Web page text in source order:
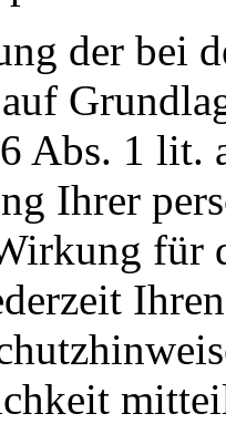
der bei
Abs. 1
Ihrer
für